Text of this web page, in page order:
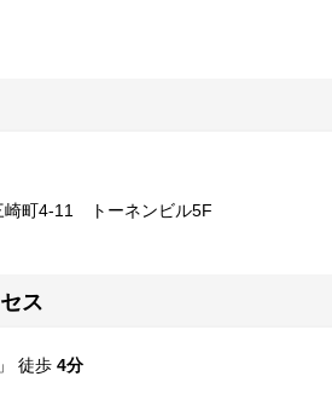
崎町4-11 トーネンビル5F
ス
」 徒歩 4分